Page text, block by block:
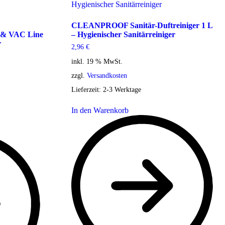
& VAC Line
CLEANPROOF Sanitär-Duftreiniger 1 L
– Hygienischer Sanitärreiniger
2,96 €
inkl. 19 % MwSt.
zzgl. Versandkosten
Lieferzeit: 2-3 Werktage
In den Warenkorb